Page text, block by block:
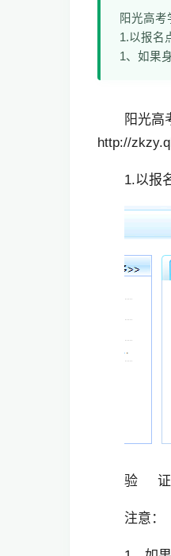
阳光高
1.以报名
1、如果
阳光高
http://
1.以报
验
注意：